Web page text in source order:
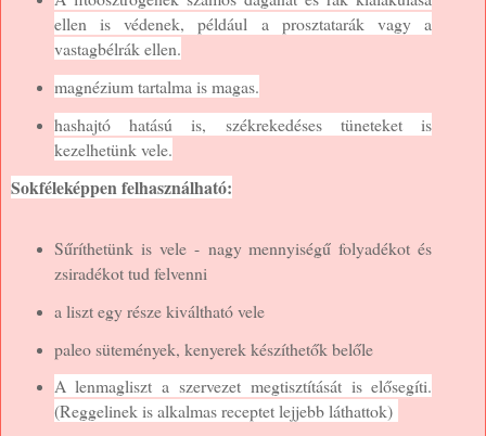
ellen is védenek, például a prosztatarák vagy a
vastagbélrák ellen.
magnézium tartalma is magas.
hashajtó hatású is, székrekedéses tüneteket is
kezelhetünk vele.
Sokféleképpen felhasználható:
Sűríthetünk is vele - nagy mennyiségű folyadékot és
zsiradékot tud felvenni
a liszt egy része kiváltható vele
paleo sütemények, kenyerek készíthetők belőle
A lenmagliszt a szervezet megtisztítását is elősegíti.
(Reggelinek is alkalmas receptet lejjebb láthattok)